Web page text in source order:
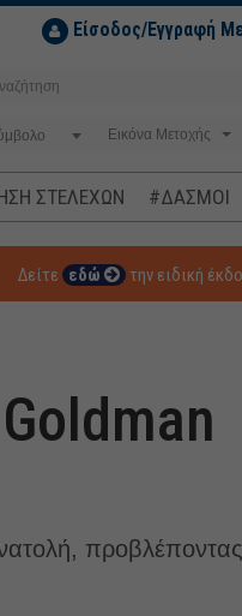
Είσοδος/Εγγραφή
ΣΤΕΛΕΧΩΝ #ΔΑΣΜΟΙ
Δείτε εδώ την ειδική
προβλέποντας